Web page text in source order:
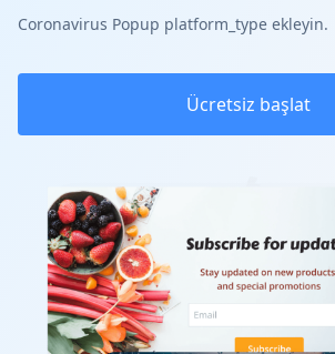
Coronavirus Popup platform_type ekleyin.
Ücretsiz başlat